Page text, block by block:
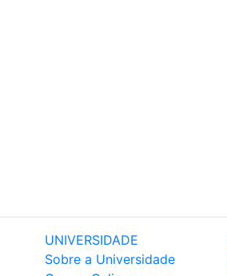
UNIVERSIDADE
Sobre a Universidade